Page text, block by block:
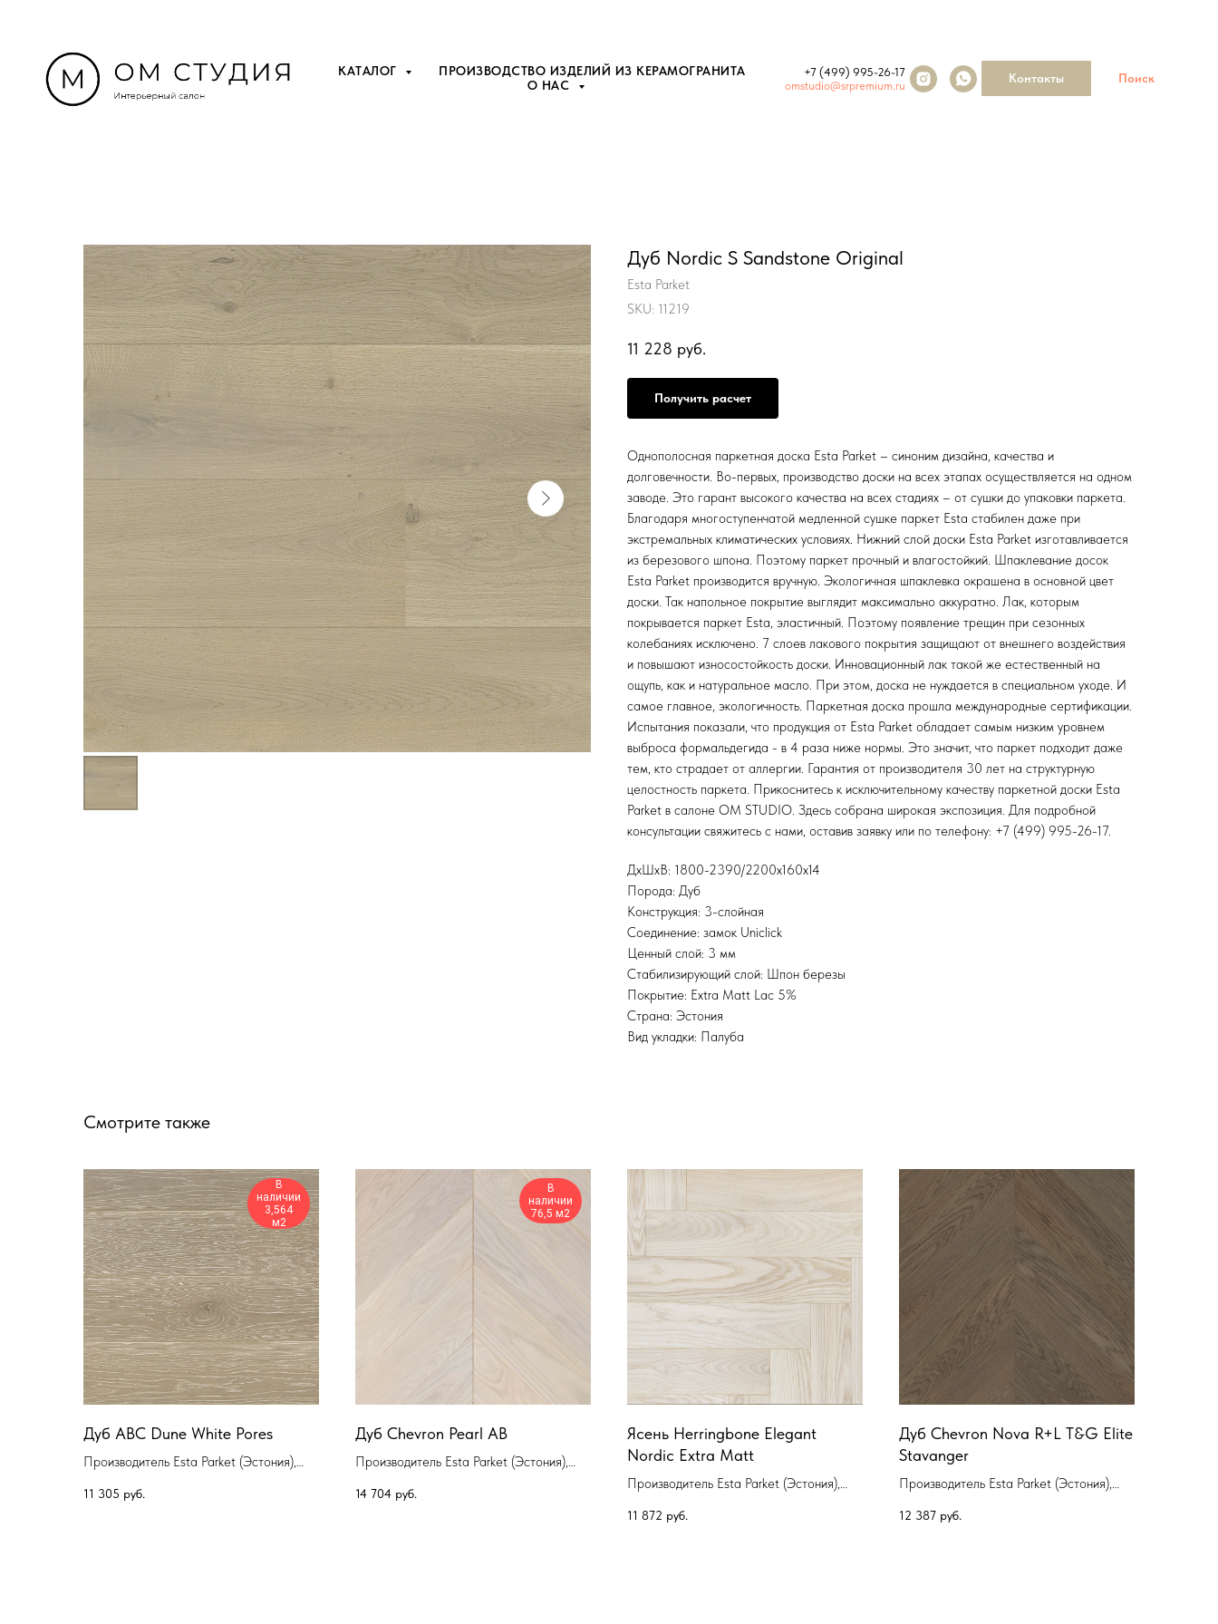
КАТАЛОГ
ПРОИЗВОДСТВО ИЗДЕЛИЙ ИЗ КЕРАМОГРАНИТА
О НАС
+7 (499) 995-26-17
omstudio@srpremium.ru
Контакты Поиск
Дуб Nordic S Sandstone Original
Esta Parket
SKU: 11219
11 228 руб.
Получить расчет
Однополосная паркетная доска Esta Parket – синоним дизайна, качества и
долговечности. Во-первых, производство доски на всех этапах осуществляется на одном
заводе. Это гарант высокого качества на всех стадиях – от сушки до упаковки паркета.
Благодаря многоступенчатой медленной сушке паркет Esta стабилен даже при
экстремальных климатических условиях. Нижний слой доски Esta Parket изготавливается
из березового шпона. Поэтому паркет прочный и влагостойкий. Шпаклевание досок
Esta Parket производится вручную. Экологичная шпаклевка окрашена в основной цвет
доски. Так напольное покрытие выглядит максимально аккуратно. Лак, которым
покрывается паркет Esta, эластичный. Поэтому появление трещин при сезонных
колебаниях исключено. 7 слоев лакового покрытия защищают от внешнего воздействия
и повышают износостойкость доски. Инновационный лак такой же естественный на
ощупь, как и натуральное масло. При этом, доска не нуждается в специальном уходе. И
самое главное, экологичность. Паркетная доска прошла международные сертификации.
Испытания показали, что продукция от Esta Parket обладает самым низким уровнем
выброса формальдегида - в 4 раза ниже нормы. Это значит, что паркет подходит даже
тем, кто страдает от аллергии. Гарантия от производителя 30 лет на структурную
целостность паркета. Прикоснитесь к исключительному качеству паркетной доски Esta
Parket в салоне OM STUDIO. Здесь собрана широкая экспозиция. Для подробной
консультации свяжитесь с нами, оставив заявку или по телефону: +7 (499) 995-26-17.
ДхШхВ: 1800-2390/2200х160х14
Порода: Дуб
Конструкция: 3-слойная
Соединение: замок Uniclick
Ценный слой: 3 мм
Стабилизирующий слой: Шпон березы
Покрытие: Extra Matt Lac 5%
Страна: Эстония
Вид укладки: Палуба
Смотрите также
В
наличии
3,564
м2
Дуб ABC Dune White Pores
Производитель Esta Parket (Эстония),
доска
11 305 руб.
В
наличии
76,5 м2
Дуб Chevron Pearl AB
Производитель Esta Parket (Эстония),
14 704 руб.
Ясень Herringbone Elegant
Nordic Extra Matt
Производитель Esta Parket (Эстония),
11 872 руб.
Дуб Chevron Nova R+L T&G Elite
Stavanger
Производитель Esta Parket (Эстония),
12 387 руб.